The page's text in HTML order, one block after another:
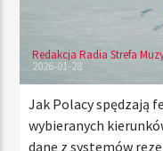
Radio Strefa Muzy
Redakcja Radia Strefa
2026-01-28
Jak Polacy spędzają
wybieranych
dane z systemów